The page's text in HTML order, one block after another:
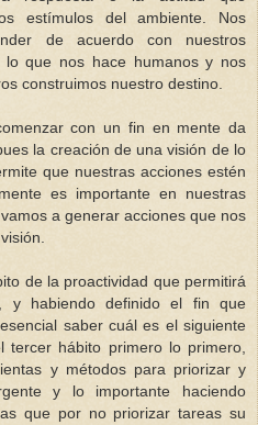
estímulos del ambiente. Nos
de acuerdo con nuestros
lo que nos hace humanos y nos
construimos nuestro destino.
con un fin en mente da
la creación de una visión de lo
que nuestras acciones estén
es importante en nuestras
a generar acciones que nos
de la proactividad que permitirá
y habiendo definido el fin que
saber cuál es el siguiente
tercer hábito primero lo primero,
y métodos para priorizar y
y lo importante haciendo
que por no priorizar tareas su